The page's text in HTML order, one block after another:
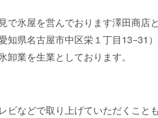
で氷屋を営んでおります澤田商店
知県名古屋市中区栄１丁目13−31
卸業を生業としております。
ビなどで取り上げていただくこと